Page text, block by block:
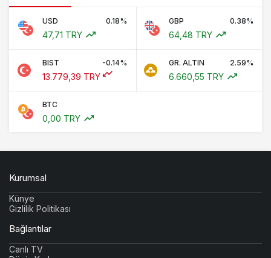
USD 0.18%
47,71 TRY
GBP 0.38%
64,48 TRY
BIST -0.14%
13.779,39 TRY
GR. ALTIN 2.59%
6.660,55 TRY
BTC
0,00 TRY
Kurumsal
Künye
Gizlilik Politikası
Bağlantılar
Canlı TV